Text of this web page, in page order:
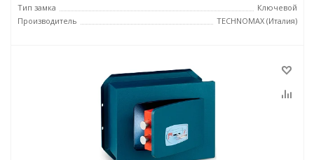
Тип замка
Ключевой
Производитель
TECHNOMAX (Италия)